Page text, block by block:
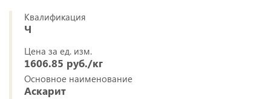
Квалификация
Ч
Цена за ед. изм.
1606.85 руб./кг
Основное наименование
Аскарит